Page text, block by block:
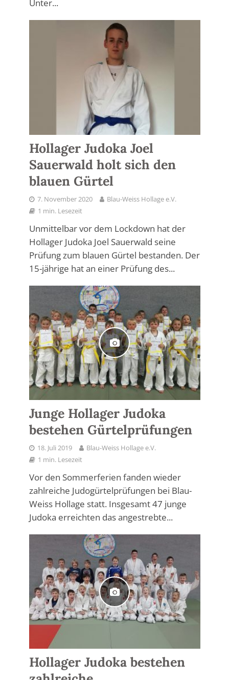
Unter...
Hollager Judoka Joel
Sauerwald holt sich den
blauen Gürtel
7. November 2020
Blau-Weiss Hollage e.V.
1 min. Lesezeit
Unmittelbar vor dem Lockdown hat der
Hollager Judoka Joel Sauerwald seine
Prüfung zum blauen Gürtel bestanden. Der
15-jährige hat an einer Prüfung des...
Junge Hollager Judoka
bestehen Gürtelprüfungen
18. Juli 2019
Blau-Weiss Hollage e.V.
1 min. Lesezeit
Vor den Sommerferien fanden wieder
zahlreiche Judogürtelprüfungen bei Blau-
Weiss Hollage statt. Insgesamt 47 junge
Judoka erreichten das angestrebte...
Hollager Judoka bestehen